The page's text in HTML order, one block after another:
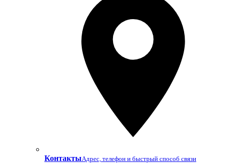
КонтактыАдрес, телефон и быстрый способ связи